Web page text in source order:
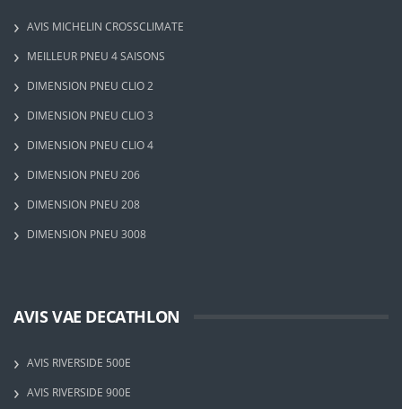
AVIS MICHELIN CROSSCLIMATE
MEILLEUR PNEU 4 SAISONS
DIMENSION PNEU CLIO 2
DIMENSION PNEU CLIO 3
DIMENSION PNEU CLIO 4
DIMENSION PNEU 206
DIMENSION PNEU 208
DIMENSION PNEU 3008
AVIS VAE DECATHLON
AVIS RIVERSIDE 500E
AVIS RIVERSIDE 900E